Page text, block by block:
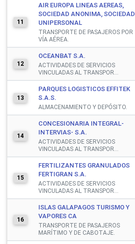
11
AIR EUROPA LINEAS AEREAS,
SOCIEDAD ANONIMA, SOCIEDAD
UNIPERSONAL
TRANSPORTE DE PASAJEROS POR
VÍA AÉREA.
12
OCEANBAT S.A.
ACTIVIDADES DE SERVICIOS
VINCULADAS AL TRANSPOR...
13
PARQUES LOGISTICOS EFFITEK
S.A.S.
ALMACENAMIENTO Y DEPÓSITO.
14
CONCESIONARIA INTEGRAL-
INTERVIAS- S.A.
ACTIVIDADES DE SERVICIOS
VINCULADAS AL TRANSPOR...
15
FERTILIZANTES GRANULADOS
FERTIGRAN S.A.
ACTIVIDADES DE SERVICIOS
VINCULADAS AL TRANSPOR...
16
ISLAS GALAPAGOS TURISMO Y
VAPORES CA
TRANSPORTE DE PASAJEROS
MARÍTIMO Y DE CABOTAJE.